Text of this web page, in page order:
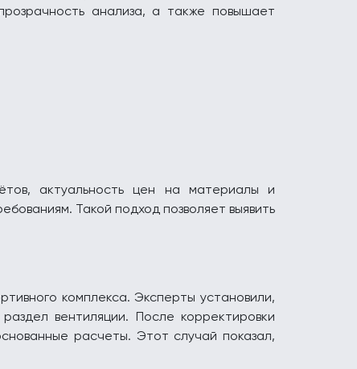
анализа, а также повышает
актуальность цен на материалы и
Такой подход позволяет выявить
комплекса. Эксперты установили,
вентиляции. После корректировки
расчеты. Этот случай показал,